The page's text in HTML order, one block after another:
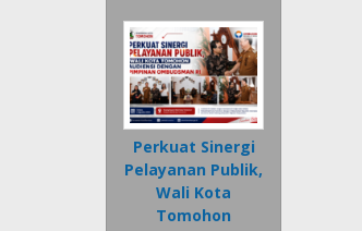
Perkuat Sinergi
Pelayanan Publik,
Wali Kota
Tomohon